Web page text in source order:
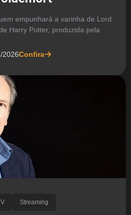
empunhará a varinha de Lord
Harry Potter, produzida pela
2026Confira
Streaming